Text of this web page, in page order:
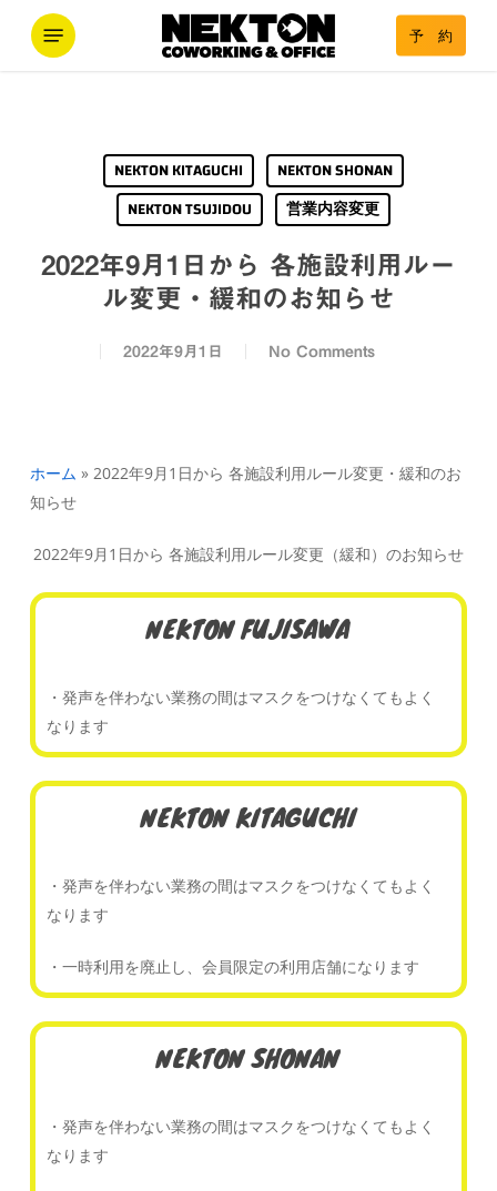
予 約
Menu
NEKTON KITAGUCHI
NEKTON SHONAN
NEKTON TSUJIDOU
営業内容変更
2022年9月1日から 各施設利用ルー
ル変更・緩和のお知らせ
2022年9月1日 No Comments
ホーム » 2022年9月1日から 各施設利用ルール変更・緩和のお
知らせ
2022年9月1日から 各施設利用ルール変更（緩和）のお知らせ
NEKTON FUJISAWA
・発声を伴わない業務の間はマスクをつけなくてもよく
なります
NEKTON KITAGUCHI
・発声を伴わない業務の間はマスクをつけなくてもよく
なります
・一時利用を廃止し、会員限定の利用店舗になります
NEKTON SHONAN
・発声を伴わない業務の間はマスクをつけなくてもよく
なります